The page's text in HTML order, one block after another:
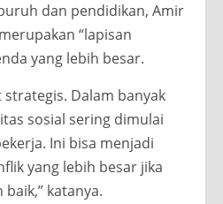
dan pendidikan, Amir
“lapisan
yang lebih besar.
Dalam banyak
sosial sering dimulai
Ini bisa menjadi
yang lebih besar jika
katanya.